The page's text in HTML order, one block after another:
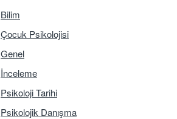
Bilim
Çocuk Psikolojisi
Genel
İnceleme
Psikoloji Tarihi
Psikolojik Danışma